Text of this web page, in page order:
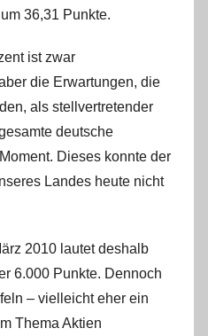
r
s
t
e
l
W
.
36,31 Punkte.
ist zwar
die Erwartungen, die
als stellvertretender
deutsche
Dieses konnte der
Landes heute nicht
2010 lautet deshalb
6.000 Punkte. Dennoch
– vielleicht eher ein
Thema Aktien